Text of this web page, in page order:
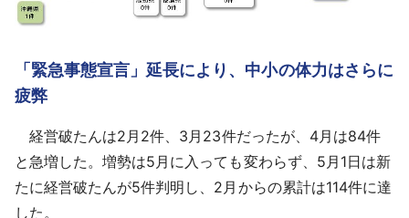
「緊急事態宣言」延長により、中小の体力はさらに
疲弊
経営破たんは2月2件、3月23件だったが、4月は84件
と急増した。増勢は5月に入っても変わらず、5月1日は新
たに経営破たんが5件判明し、2月からの累計は114件に達
した。